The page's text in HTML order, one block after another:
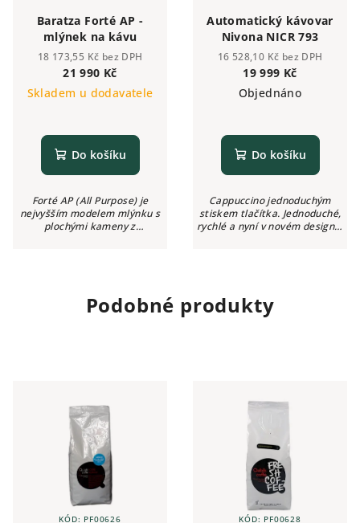
Baratza Forté AP -
mlýnek na kávu
18 173,55 Kč bez DPH
21 990 Kč
Skladem u dodavatele
Do košíku
Forté AP (All Purpose) je
nejvyšším modelem mlýnku s
plochými kameny z
Automatický kávovar
Nivona NICR 793
16 528,10 Kč bez DPH
19 999 Kč
Objednáno
Do košíku
Cappuccino jednoduchým
stiskem tlačítka. Jednoduché,
rychlé a nyní v novém designu.
Podobné produkty
KÓD: PF00626 KÓD: PF00628